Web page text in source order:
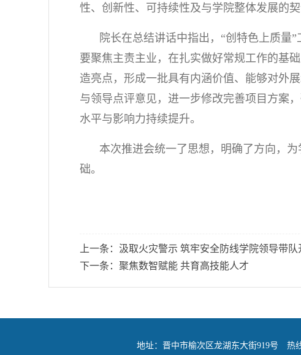
性、创新性、可持续性及与学院整体发展的
院长在总结讲话中指出，“创特色上质量
要聚焦主责主业，在扎实做好常规工作的基
造亮点，形成一批具有内涵价值、能够对外
与领导点评意见，进一步修改完善项目方案
水平与影响力持续提升。
本次推进会统一了思想，明确了方向，
础。
上一条： 汲取火灾警示 筑牢安全防线学院领导带
下一条： 聚焦数智赋能 共育高技能人才
地址：晋中市榆次区龙湖东大街919号 热